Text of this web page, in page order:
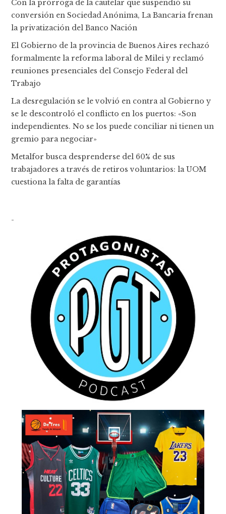
Con la prórroga de la cautelar que suspendió su
conversión en Sociedad Anónima, La Bancaria frenan
la privatización del Banco Nación
El Gobierno de la provincia de Buenos Aires rechazó
formalmente la reforma laboral de Milei y reclamó
reuniones presenciales del Consejo Federal del
Trabajo
La desregulación se le volvió en contra al Gobierno y
se le descontroló el conflicto en los puertos: «Son
independientes. No se los puede conciliar ni tienen un
gremio para negociar»
Metalfor busca desprenderse del 60% de sus
trabajadores a través de retiros voluntarios: la UOM
cuestiona la falta de garantías
-